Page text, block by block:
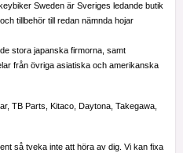
Sweden är Sveriges ledande butik
tillbehör till redan nämnda hojar
stora japanska firmorna, samt
från övriga asiatiska och amerikanska
TB Parts, Kitaco, Daytona, Takegawa,
så tveka inte att höra av dig. Vi kan fixa